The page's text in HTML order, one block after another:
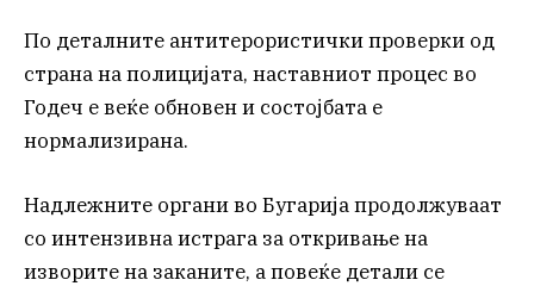
По деталните антитерористички проверки од
страна на полицијата, наставниот процес во
Годеч е веќе обновен и состојбата е
нормализирана.
Надлежните органи во Бугарија продолжуваат
со интензивна истрага за откривање на
изворите на заканите, а повеќе детали се